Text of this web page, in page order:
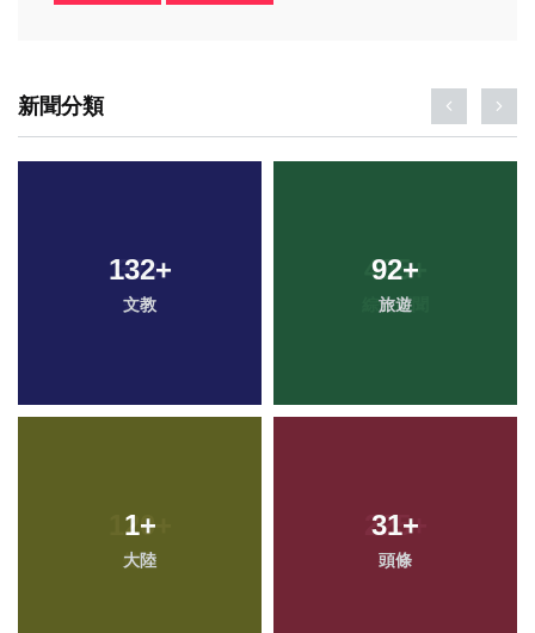
新聞分類
132+
文教
92+
旅遊
1+
大陸
31+
頭條